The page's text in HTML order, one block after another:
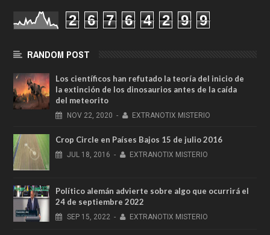
2 6 7 6 4 2 9 9
RANDOM POST
Los científicos han refutado la teoría del inicio de
la extinción de los dinosaurios antes de la caída
del meteorito
NOV 22, 2020 - EXTRANOTIX MISTERIO
Crop Circle en Países Bajos 15 de julio 2016
JUL 18, 2016 - EXTRANOTIX MISTERIO
Político alemán advierte sobre algo que ocurrirá el
24 de septiembre 2022
SEP 15, 2022 - EXTRANOTIX MISTERIO